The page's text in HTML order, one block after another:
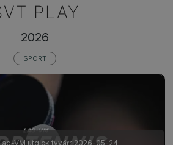
PLAY
VM utgick tyvärr 2026-05-24
2026
SPORT